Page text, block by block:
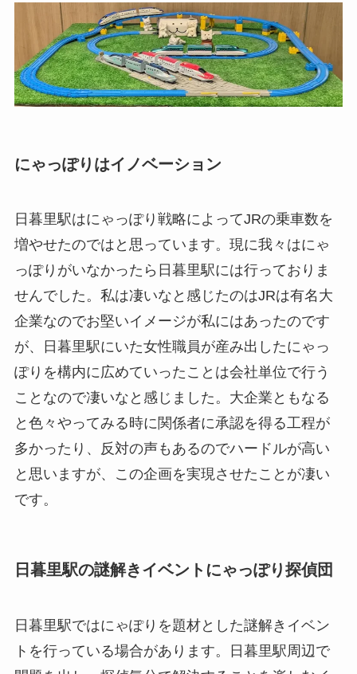
にゃっぽりはイノベーション
日暮里駅はにゃっぽり戦略によってJRの乗車数を
増やせたのではと思っています。現に我々はにゃ
っぽりがいなかったら日暮里駅には行っておりま
せんでした。私は凄いなと感じたのはJRは有名大
企業なのでお堅いイメージが私にはあったのです
が、日暮里駅にいた女性職員が産み出したにゃっ
ぽりを構内に広めていったことは会社単位で行う
ことなので凄いなと感じました。大企業ともなる
と色々やってみる時に関係者に承認を得る工程が
多かったり、反対の声もあるのでハードルが高い
と思いますが、この企画を実現させたことが凄い
です。
日暮里駅の謎解きイベントにゃっぽり探偵団
日暮里駅ではにゃぽりを題材とした謎解きイベン
トを行っている場合があります。日暮里駅周辺で